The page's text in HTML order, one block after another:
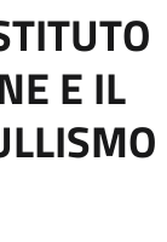
E IL